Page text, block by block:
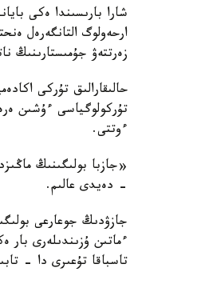
شارا بارىسىندا ەكى
ارحەولوگ التانگەرەل
زەرتتەۋ جۇمىستارىنىڭ
حالىقارالىق تۇركى
تۇركولوگياسى ءۇشىن
ءوتتى.
«جازبا بولىگىنىڭ
- دەيدى عالىم.
جازۋدىڭ جوعارعى
ءماتىن ۇزىندىلەرى
تاسباقا تۇعىرى دا -